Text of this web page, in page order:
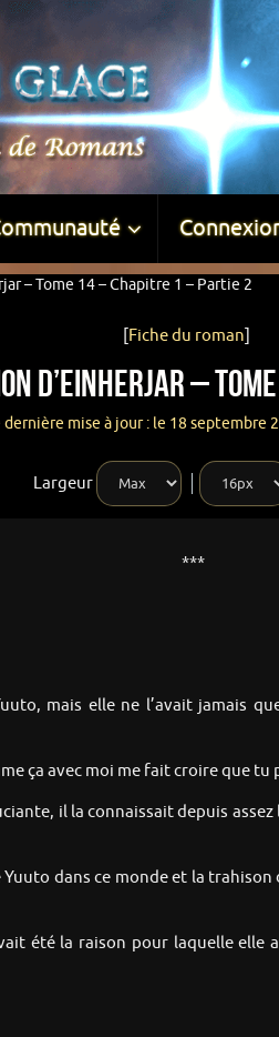
– Tome 14 – Chapitre 1 – Partie 2
[Fiche du roman]
d’Einherjar –
dernière mise à jour : le 18 septembre
Largeur
***
mais elle ne l’avait jamais
ça avec moi me fait croire que
il la connaissait depuis
dans ce monde et la
été la raison pour laquelle